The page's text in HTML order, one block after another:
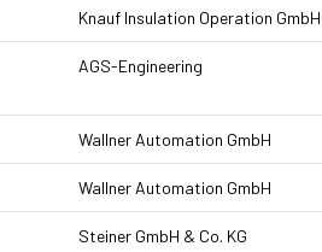
Knauf Insulation Operation GmbH
AGS-Engineering
Wallner Automation GmbH
Wallner Automation GmbH
Steiner GmbH & Co. KG